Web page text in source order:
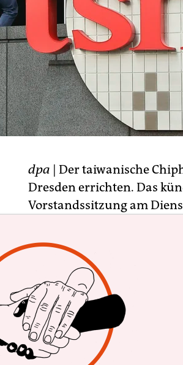
dpa | Der taiwanische
Dresden errichten. Das
Vorstandssitzung am
Das Werk soll gemeinsam
gebaut werden, die
Prozent. Der Mitteilung
werden. Der Spatenstich
Der Produktionsstart wird